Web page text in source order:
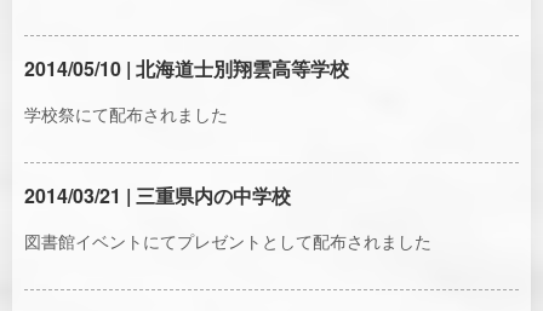
2014/05/10 | 北海道士別翔雲高等学校
学校祭にて配布されました
2014/03/21 | 三重県内の中学校
図書館イベントにてプレゼントとして配布されました